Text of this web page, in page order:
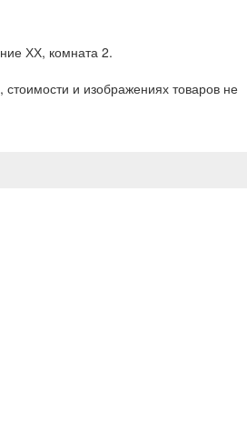
ХХ, комната 2.
и изображениях товаров не